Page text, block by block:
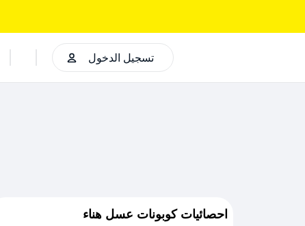
تسجيل الدخول
احصائيات كوبونات عسل هناء